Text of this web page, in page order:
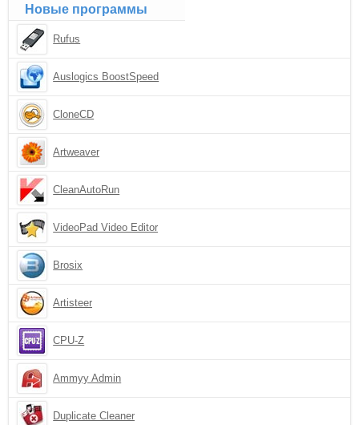
Новые программы
Rufus
Auslogics BoostSpeed
CloneCD
Artweaver
CleanAutoRun
VideoPad Video Editor
Brosix
Artisteer
CPU-Z
Ammyy Admin
Duplicate Cleaner